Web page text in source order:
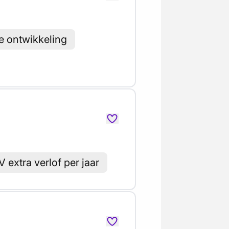
ontwikkeling
extra verlof per jaar